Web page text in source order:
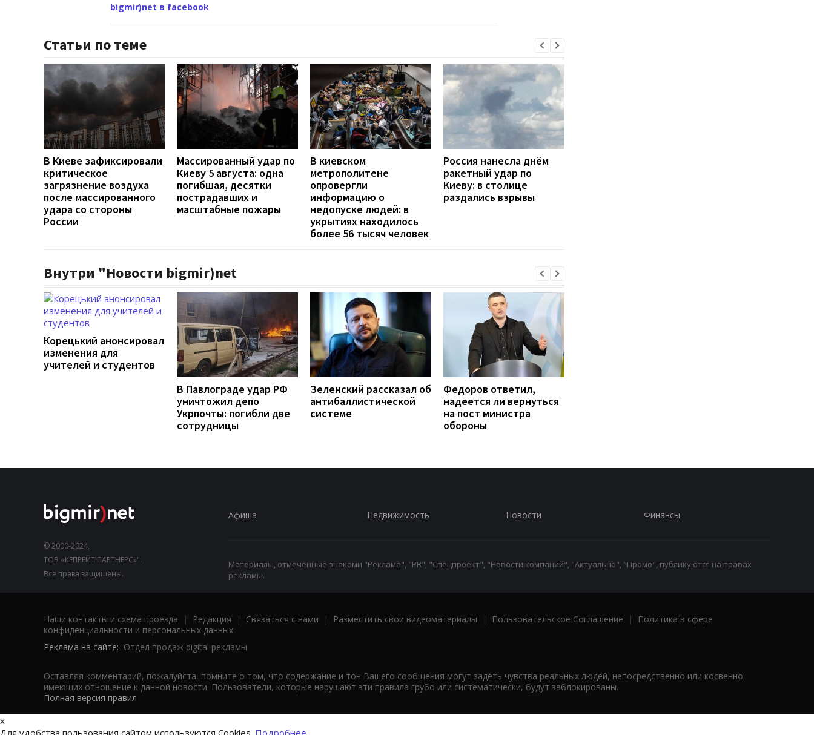
bigmir)net в facebook
Статьи по теме
В Киеве зафиксировали
критическое
загрязнение воздуха
после массированного
удара со стороны
России
Массированный удар по
Киеву 5 августа: одна
погибшая, десятки
пострадавших и
масштабные пожары
В киевском
метрополитене
опровергли
информацию о
недопуске людей: в
укрытиях находилось
более 56 тысяч человек
Россия нанесла днём
ракетный удар по
Киеву: в столице
раздались взрывы
Внутри "Новости bigmir)net
Корецький анонсировал
изменения для
учителей и студентов
В Павлограде удар РФ
уничтожил депо
Укрпочты: погибли две
сотрудницы
Зеленский рассказал об
антибаллистической
системе
Федоров ответил,
надеется ли вернуться
на пост министра
обороны
© 2000-2024,
ТОВ «КЕПРЕЙТ ПАРТНЕРС»".
Все права защищены.
Афиша Недвижимость Новости Финансы
Материалы, отмеченные знаками "Реклама", "PR", "Спецпроект", "Новости компаний", "Актуально", "Промо", публикуются на правах
рекламы.
Наши контакты и схема проезда | Редакция | Связаться с нами | Разместить свои видеоматериалы | Пользовательское Соглашение |
Политика в сфере
конфиденциальности и персональных данных
Реклама на сайте: Отдел продаж digital рекламы
Оставляя комментарий, пожалуйста, помните о том, что содержание и тон Вашего сообщения могут задеть чувства реальных людей, непосредственно или косвенно
имеющих отношение к данной новости. Пользователи, которые нарушают эти правила грубо или систематически, будут заблокированы.
Полная версия правил
x
Для удобства пользования сайтом используются Cookies. Подробнее...